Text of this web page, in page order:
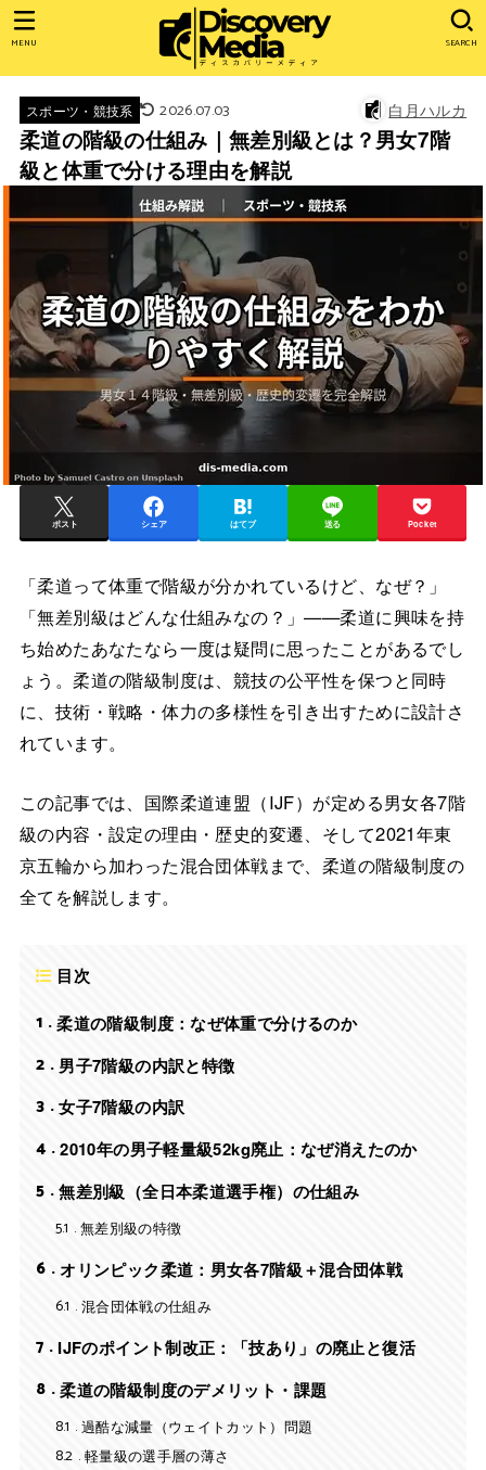
SEARCH
MENU
スポーツ・競技系 2026.07.03 白月ハルカ
柔道の階級の仕組み｜無差別級とは？男女7階
級と体重で分ける理由を解説
ポスト シェア はてブ 送る Pocket
「柔道って体重で階級が分かれているけど、なぜ？」
「無差別級はどんな仕組みなの？」——柔道に興味を持
ち始めたあなたなら一度は疑問に思ったことがあるでし
ょう。柔道の階級制度は、競技の公平性を保つと同時
に、技術・戦略・体力の多様性を引き出すために設計さ
れています。
この記事では、国際柔道連盟（IJF）が定める男女各7階
級の内容・設定の理由・歴史的変遷、そして2021年東
京五輪から加わった混合団体戦まで、柔道の階級制度の
全てを解説します。
目次
1
柔道の階級制度：なぜ体重で分けるのか
2 男子7階級の内訳と特徴
3 女子7階級の内訳
4 2010年の男子軽量級52kg廃止：なぜ消えたのか
5
無差別級（全日本柔道選手権）の仕組み
5.1
無差別級の特徴
6
オリンピック柔道：男女各7階級＋混合団体戦
6.1
混合団体戦の仕組み
7 IJFのポイント制改正：「技あり」の廃止と復活
8
柔道の階級制度のデメリット・課題
8.1
過酷な減量（ウェイトカット）問題
8.2 軽量級の選手層の薄さ